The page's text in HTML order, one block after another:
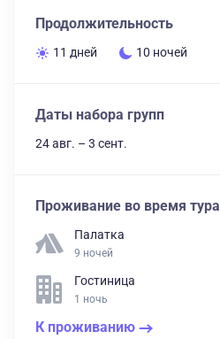
Продолжительность
11 дней 10 ночей
Даты набора групп
24 авг. – 3 сент.
Проживание во время тура
Палатка
9 ночей
Гостиница
1 ночь
К проживанию